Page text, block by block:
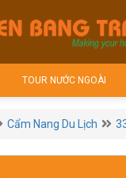
TOUR NƯỚC NGOÀI
Cẩm Nang Du Lịch